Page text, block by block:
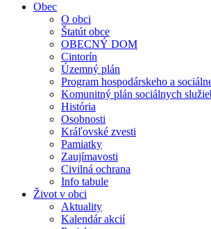
Obec
O obci
Štatút obce
OBECNÝ DOM
Cintorín
Územný plán
Program hospodárskeho a
Komunitný plán sociálnych
História
Osobnosti
Kráľovské zvesti
Pamiatky
Zaujímavosti
Civilná ochrana
Info tabule
Život v obci
Aktuality
Kalendár akcií